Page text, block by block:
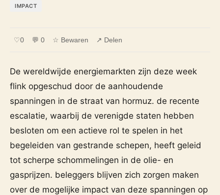
IMPACT
♡0 💬 0 ☆ Bewaren ↗ Delen
De wereldwijde energiemarkten zijn deze week
flink opgeschud door de aanhoudende
spanningen in de straat van hormuz. de recente
escalatie, waarbij de verenigde staten hebben
besloten om een actieve rol te spelen in het
begeleiden van gestrande schepen, heeft geleid
tot scherpe schommelingen in de olie- en
gasprijzen. beleggers blijven zich zorgen maken
over de mogelijke impact van deze spanningen op